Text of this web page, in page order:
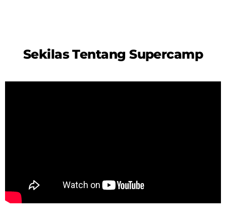
Sekilas Tentang Supercamp